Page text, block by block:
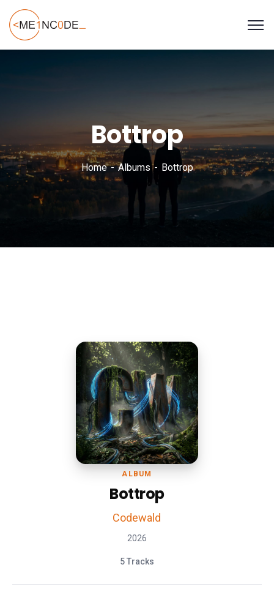
Bottrop
Home Albums Bottrop
ALBUM
Bottrop
Codewald
2026
5 Tracks